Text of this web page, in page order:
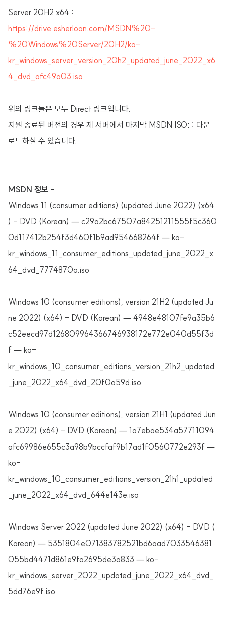
Server 20H2 x64 :
https://drive.esherloon.com/MSDN%20-
%20Windows%20Server/20H2/ko-
kr_windows_server_version_20h2_updated_june_2022_x6
4_dvd_afc49a03.iso
위의 링크들은 모두 Direct 링크입니다.
지원 종료된 버전의 경우 제 서버에서 마지막 MSDN ISO를 다운
로드하실 수 있습니다.
MSDN 정보 -
Windows 11 (consumer editions) (updated June 2022) (x64
) - DVD (Korean) — c29a2bc67507a84251211555f5c360
0d117412b254f3d460f1b9ad954668264f — ko-
kr_windows_11_consumer_editions_updated_june_2022_x
64_dvd_7774870a.iso
Windows 10 (consumer editions), version 21H2 (updated Ju
ne 2022) (x64) - DVD (Korean) — 4948e48107fe9a35b6
c52eecd97d126809964366746938172e772e040d55f3d
f — ko-
kr_windows_10_consumer_editions_version_21h2_updated
_june_2022_x64_dvd_20f0a59d.iso
Windows 10 (consumer editions), version 21H1 (updated Jun
e 2022) (x64) - DVD (Korean) — 1a7ebae534a57711094
afc69986e655c3a98b9bccfaf9b17ad1f0560772e293f —
ko-
kr_windows_10_consumer_editions_version_21h1_updated
_june_2022_x64_dvd_644e143e.iso
Windows Server 2022 (updated June 2022) (x64) - DVD (
Korean) — 5351804e071383782521bd6aad7033546381
055bd4471d861e9fa2695de3a833 — ko-
kr_windows_server_2022_updated_june_2022_x64_dvd_
5dd76e9f.iso